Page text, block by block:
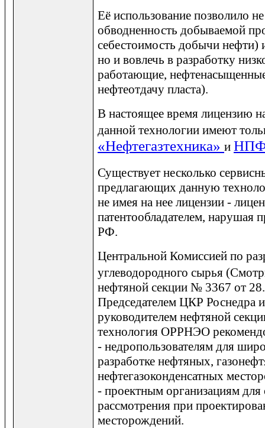
Её использование позволило
обводненность добываемой
себестоимость добычи нефти)
но и вовлечь в разработку
работающие,
нефтеотдачу пласта).
В настоящее время лицензию
данной технологии имеют
«Нефтегазтехника» и НПФ
Существует несколько
предлагающих данную
не имея на нее лицензии -
патентообладателем, нарушая
РФ.
Центральной Комиссией по
углеводородного сырья
нефтяной секции № 3367 от
Председателем ЦКР Роснедра
руководителем нефтяной
технология ОРРНЭО
- недропользователям для
разработке нефтяных,
нефтегазоконденсатных
- проектным организациям для
рассмотрения при
месторождений.